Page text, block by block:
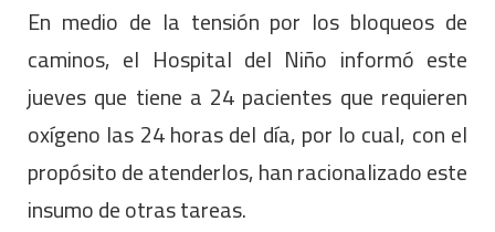
En medio de la tensión por los bloqueos de
caminos, el Hospital del Niño informó este
jueves que tiene a 24 pacientes que requieren
oxígeno las 24 horas del día, por lo cual, con el
propósito de atenderlos, han racionalizado este
insumo de otras tareas.